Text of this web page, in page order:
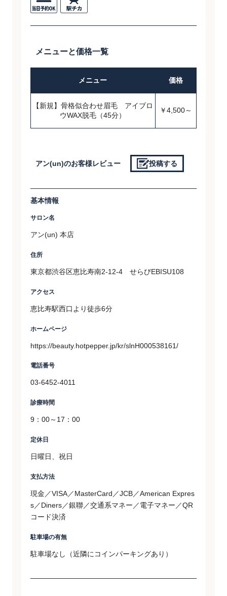
メニューと価格一覧
メニュー 価格
【新規】骨格似合わせ眉毛 アイブロ
ウWAX脱毛（45分）
￥4,500～
アン(un)のお客様レビュー 投稿する
基本情報
サロン名
アン(un) 本店
住所
東京都渋谷区恵比寿南2-12-4 せらびEBISU108
アクセス
恵比寿駅西口より徒歩6分
ホームページ
https://beauty.hotpepper.jp/kr/slnH000538161/
電話番号
03-6452-4011
診療時間
9：00～17：00
定休日
日曜日、祝日
支払方法
現金／VISA／MasterCard／JCB／American Expres
s／Diners／銀聯／交通系マネー／電子マネー／QR
コード決済
駐車場の有無
駐車場なし（近隣にコインパーキングあり）